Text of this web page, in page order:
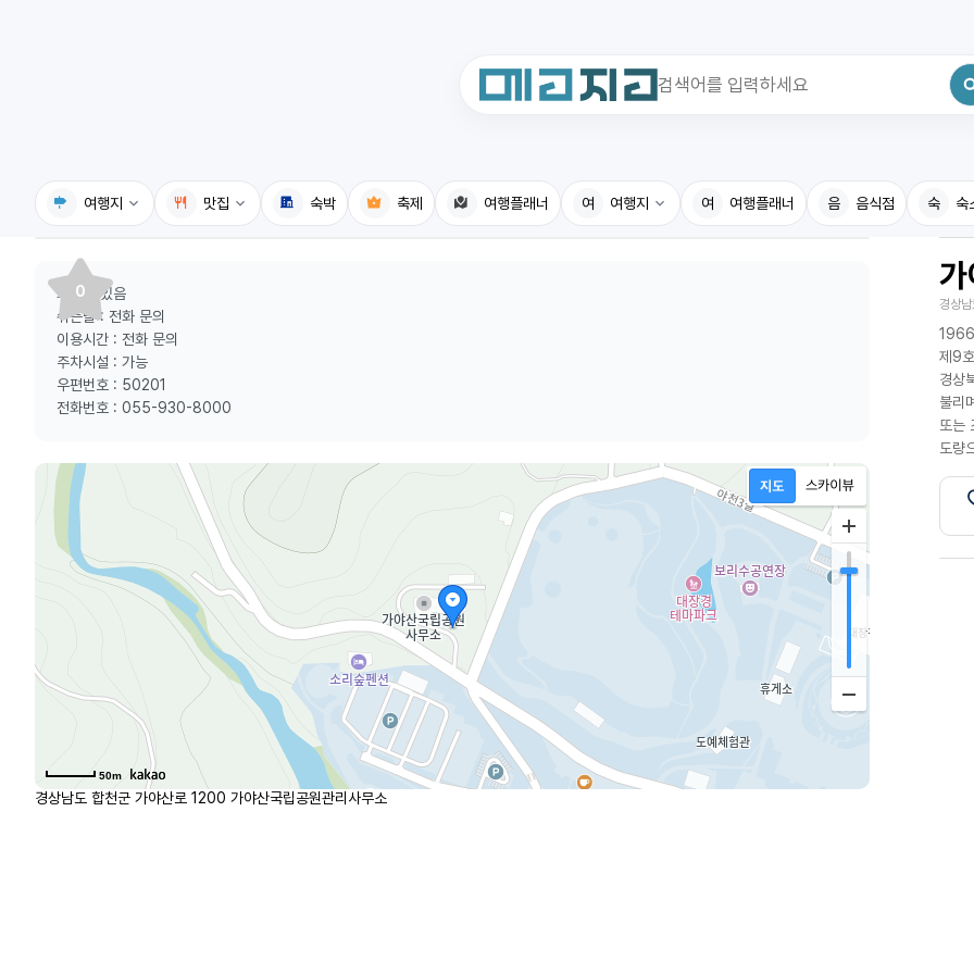
여행지
국내여행지
휴게소
전기충전소
식물도감
맛집 숙박 축제 여행플래너 여 여행지 여 여행플래너 음 음식점 숙 숙
국내
고수
음식
최근 검색어가 없습니다.
경상
1966
제9
경상
불리
또는
도량
0
화장실:있음
쉬는날 : 전화 문의
이용시간 : 전화 문의
주차시설 : 가능
우편번호 : 50201
전화번호 : 055-930-8000
50m
경상남도 합천군 가야산로 1200 가야산국립공원관리사무소